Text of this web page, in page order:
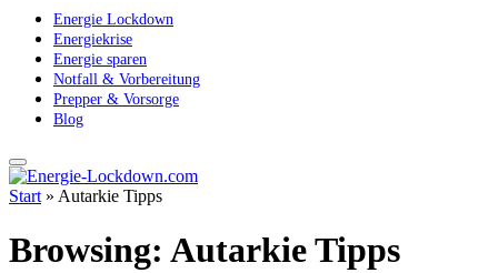
Energie Lockdown
Energiekrise
Energie sparen
Notfall & Vorbereitung
Prepper & Vorsorge
Blog
Start » Autarkie Tipps
Browsing: Autarkie Tipps